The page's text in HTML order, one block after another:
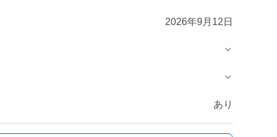
2026年9月12日
あり